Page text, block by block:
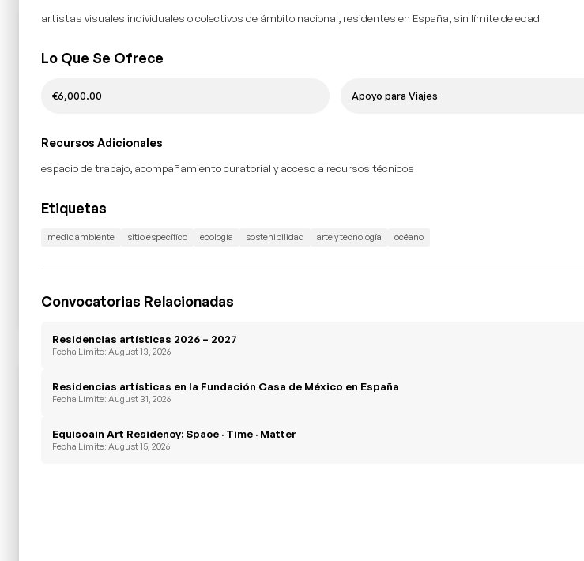
artistas visuales individuales o colectivos de ámbito nacional, residentes en España, sin límite de edad
Lo Que Se Ofrece
€6,000.00 Apoyo para Viajes
Recursos Adicionales
espacio de trabajo, acompañamiento curatorial y acceso a recursos técnicos
Etiquetas
medio ambiente sitio específico ecología sostenibilidad arte y tecnología océano
Convocatorias Relacionadas
Residencias artísticas 2026 – 2027
Fecha Límite: August 13, 2026
Residencias artísticas en la Fundación Casa de México en España
Fecha Límite: August 31, 2026
Equisoain Art Residency: Space · Time · Matter
Fecha Límite: August 15, 2026